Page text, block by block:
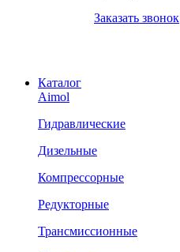
Заказать звонок
Каталог
Aimol
Гидравлические
Дизельные
Компрессорные
Редукторные
Трансмиссионные